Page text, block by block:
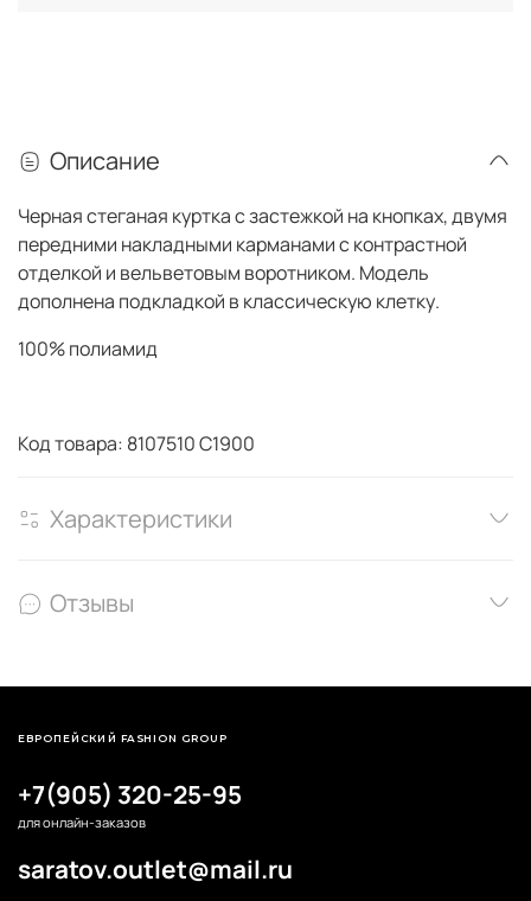
Описание
Черная стеганая куртка с застежкой на кнопках, двумя
передними накладными карманами с контрастной
отделкой и вельветовым воротником. Модель
дополнена подкладкой в классическую клетку.
100% полиамид
Код товара: 8107510 C1900
Характеристики
Отзывы
+7(905) 320-25-95
для онлайн-заказов
saratov.outlet@mail.ru
ЕВРОПЕЙСКИЙ FASHION GROUP